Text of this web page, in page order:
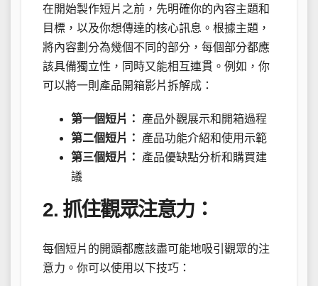
在開始製作短片之前，先明確你的內容主題和
目標，以及你想傳達的核心訊息。根據主題，
將內容劃分為幾個不同的部分，每個部分都應
該具備獨立性，同時又能相互連貫。例如，你
可以將一則產品開箱影片拆解成：
第一個短片：
產品外觀展示和開箱過程
第二個短片：
產品功能介紹和使用示範
第三個短片：
產品優缺點分析和購買建
議
2. 抓住觀眾注意力：
每個短片的開頭都應該盡可能地吸引觀眾的注
意力。你可以使用以下技巧：